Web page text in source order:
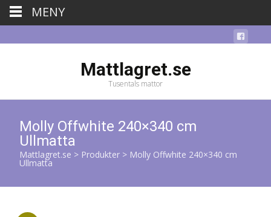
Mattlagret.se
Tusentals mattor
Molly Offwhite 240×340 cm
Ullmatta
Mattlagret.se > Produkter > Molly Offwhite 240×340 cm
Ullmatta
MENY